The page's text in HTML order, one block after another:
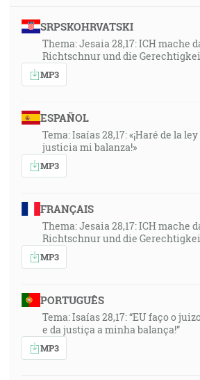
SRPSKOHRVATSKI
Thema: Jesaia 28,17: ICH mache
Richtschnur und die
MP3
ESPAÑOL
Tema: Isaías 28,17: «¡Haré de la
justicia mi balanza!»
MP3
FRANÇAIS
Thema: Jesaia 28,17: ICH mache
Richtschnur und die
MP3
PORTUGUÊS
Tema: Isaías 28,17: “EU faço o
e da justiça a minha balança!”
MP3